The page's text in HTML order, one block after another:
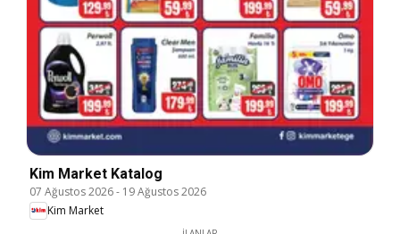
Kim Market Katalog
07 Ağustos 2026- 19 Ağustos 2026
Kim Market